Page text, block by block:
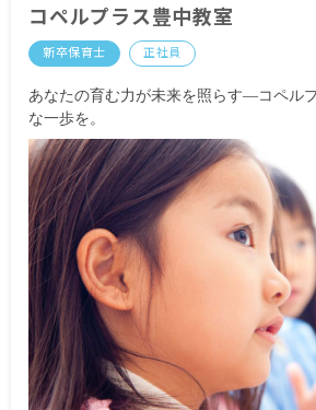
＜年収例＞
コペルプラス豊中教室
新卒保育士 正社員
あなたの育む力が未来を照らす—コペル
な一歩を。